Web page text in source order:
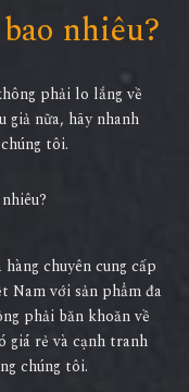
nhiêu?
phải lo lắng về
giả nữa, hãy nhanh
tôi.
chuyên cung cấp
Nam với sản phẩm đa
phải băn khoăn về
giá rẻ và cạnh tranh
chúng tôi.